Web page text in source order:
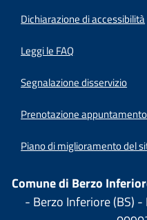
Dichiarazione di accessibilità
Leggi le FAQ
Segnalazione disservizio
Prenotazione appuntamento
Piano di miglioramento del
Comune di Berzo
- Berzo Inferiore (BS) -